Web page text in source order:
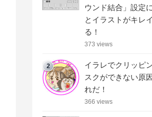
ウンド結合」設定
とイラストがキレ
る！
373 views
2
イラレでクリッピ
スクができない原
れだ！
366 views